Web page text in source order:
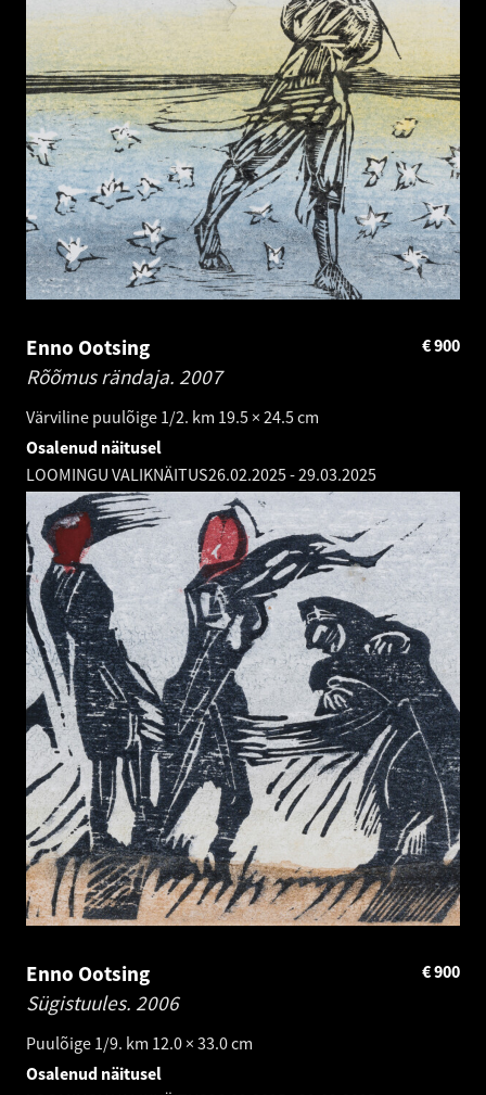
Enno Ootsing
Rõõmus rändaja. 2007
Värviline puulõige 1/2. km 19.5 × 24.5 cm
900
€
Osalenud näitusel
LOOMINGU VALIKNÄITUS26.02.2025-29.03.2025
Enno Ootsing
Sügistuules. 2006
Puulõige 1/9. km 12.0 × 33.0 cm
900
€
Osalenud näitusel